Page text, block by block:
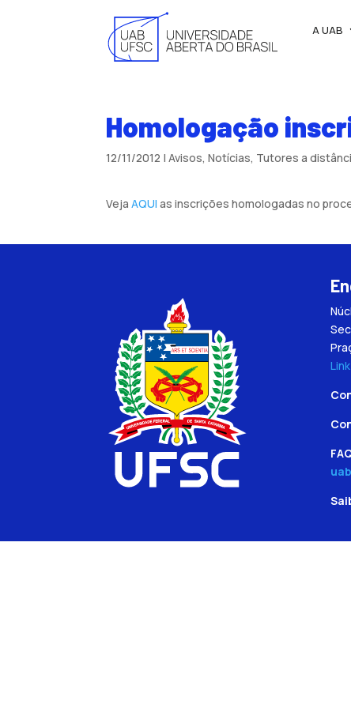
A UAB
Homologação
12/11/2012 |Avisos,Notícias, Tutores a
VejaAQUI as inscrições homologadas no
uab